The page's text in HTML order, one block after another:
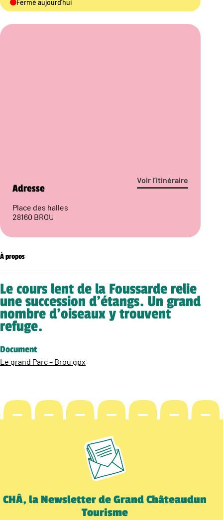
Fermé aujourd'hui
Voir l’itinéraire
Adresse
Place des halles
28160 BROU
À propos
Le cours lent de la Foussarde relie
une succession d’étangs. Un grand
nombre d’oiseaux y trouvent
refuge.
Document
Le grand Parc – Brou gpx
CHÂ, la Newsletter de Grand Châteaudun
Tourisme